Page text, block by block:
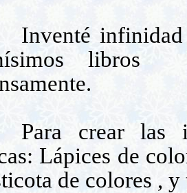
Inventé
ísimos libros
Para crear las
Lápices de
de colores ,